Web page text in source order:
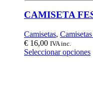
CAMISETA
Camisetas,
€ 16,00 IVA inc.
Seleccionar opciones